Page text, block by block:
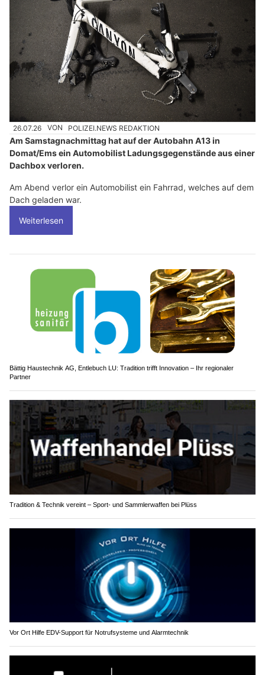
26.07.26 VON POLIZEI.NEWS REDAKTION
Am Samstagnachmittag hat auf der Autobahn A13 in
Domat/Ems ein Automobilist Ladungsgegenstände aus einer
Dachbox verloren.
Am Abend verlor ein Automobilist ein Fahrrad, welches auf dem
Dach geladen war.
Weiterlesen
Bättig Haustechnik AG, Entlebuch LU: Tradition trifft Innovation – Ihr regionaler
Partner
Tradition & Technik vereint – Sport- und Sammlerwaffen bei Plüss
Vor Ort Hilfe EDV-Support für Notrufsysteme und Alarmtechnik